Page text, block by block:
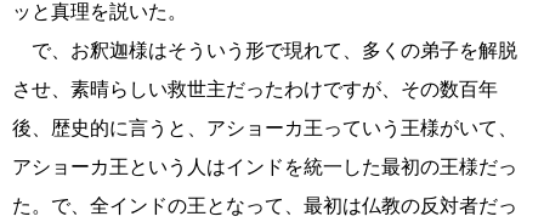
ッと真理を説いた。
で、お釈迦様はそういう形で現れて、多くの弟子を解脱
させ、素晴らしい救世主だったわけですが、その数百年
後、歴史的に言うと、アショーカ王っていう王様がいて、
アショーカ王という人はインドを統一した最初の王様だっ
た。で、全インドの王となって、最初は仏教の反対者だっ